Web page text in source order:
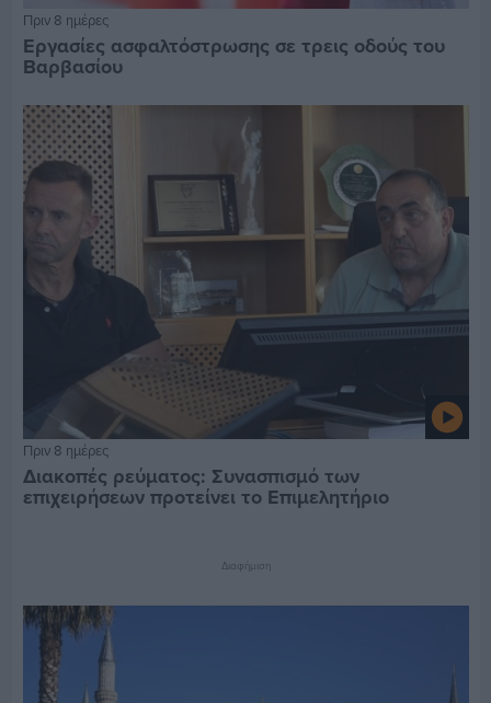
Πριν 8 ημέρες
Εργασίες ασφαλτόστρωσης σε τρεις οδούς του
Βαρβασίου
Πριν 8 ημέρες
Διακοπές ρεύματος: Συνασπισμό των
επιχειρήσεων προτείνει το Επιμελητήριο
Διαφήμιση